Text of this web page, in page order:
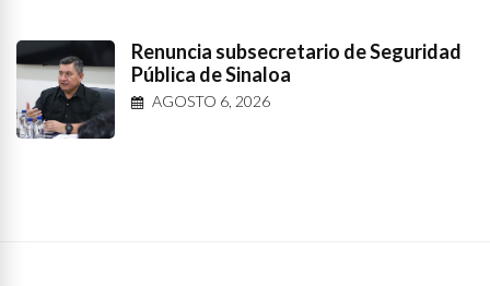
Renuncia subsecretario de Seguridad
Pública de Sinaloa
AGOSTO 6, 2026